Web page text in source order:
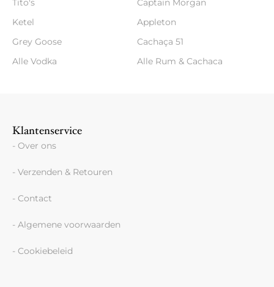
Tito's
Ketel
Grey Goose
Alle Vodka
Captain Morgan
Appleton
Cachaça 51
Alle Rum & Cachaca
Klantenservice
- Over ons
- Verzenden & Retouren
- Contact
- Algemene voorwaarden
- Cookiebeleid